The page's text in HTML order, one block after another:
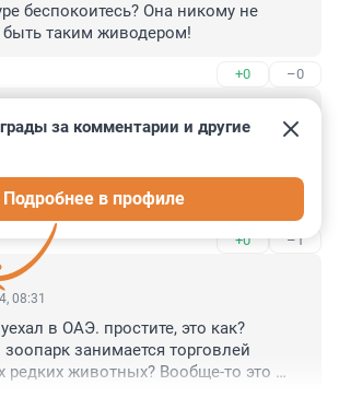
беспокоитесь? Она никому не
таким живодером!
+0 –0
08:57
остается! нет чтоб сделать
с возможностью клонировать
+0 –1
за комментарии и другие
Подробнее в профиле
08:31
в ОАЭ. простите, это как?
занимается торговлей
редких животных? Вообще-то это